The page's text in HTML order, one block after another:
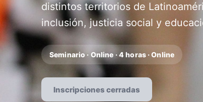
distintos territorios de
inclusión, justicia social y
Seminario · Online · 4 horas · Online
Inscripciones cerradas